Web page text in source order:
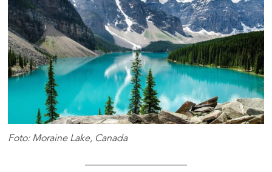
Foto: Moraine Lake, Canada